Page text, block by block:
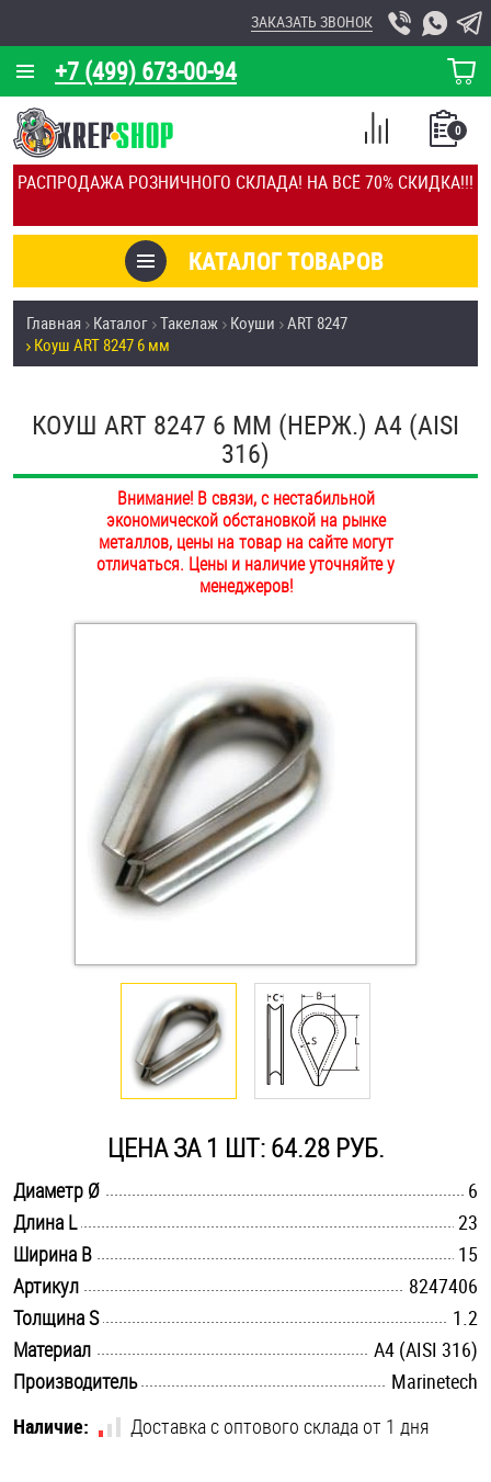
РАСПРОДАЖА РОЗНИЧНОГО СКЛАДА! НА ВСЁ 70% СКИДКА!!!
+7 (499) 673-00-94
ЗАКАЗАТЬ ЗВОНОК
КОРЗИНА
О КОМПАНИИ
КАЛЬКУЛЯТОР
ОТЗЫВЫ
УСЛУГИ
СКИДКИ
ОПТ
ПОКУПАТЕЛЯМ
ОПЛАТА И ДОСТАВКА
НАШИ МАГАЗИНЫ
КАТАЛОГ ТОВАРОВ
0
СПИСОК
СРАВНЕНИЕ
Товары со скидкой
Анкеры
Антивандальный крепёж, инструмент
Болты и винты
Втулки
Дюймовый крепёж
Заклепки (Гайки-Заклепки)
Инструмент
Крюки, кольца с метрической резьбой
Крюки, кольца с шурупной резьбой
Оснастка и аксессуары для яхт
Саморезы и шурупы
Стопорные кольца
Такелаж
Хомуты
Главная Каталог Такелаж Коуши ART 8247
Коуш ART 8247 6 мм
КОУШ ART 8247 6 ММ (НЕРЖ.) A4 (AISI
316)
Внимание! В связи, с нестабильной
экономической обстановкой на рынке
металлов, цены на товар на сайте могут
отличаться. Цены и наличие уточняйте у
менеджеров!
ЦЕНА ЗА 1 ШТ: 64.28 РУБ.
Диаметр Ø
6
Длина L
23
Ширина B
15
Артикул
8247406
Толщина S
1.2
Материал
A4 (AISI 316)
Производитель
Marinetech
Наличие:
Доставка с оптового склада от 1 дня